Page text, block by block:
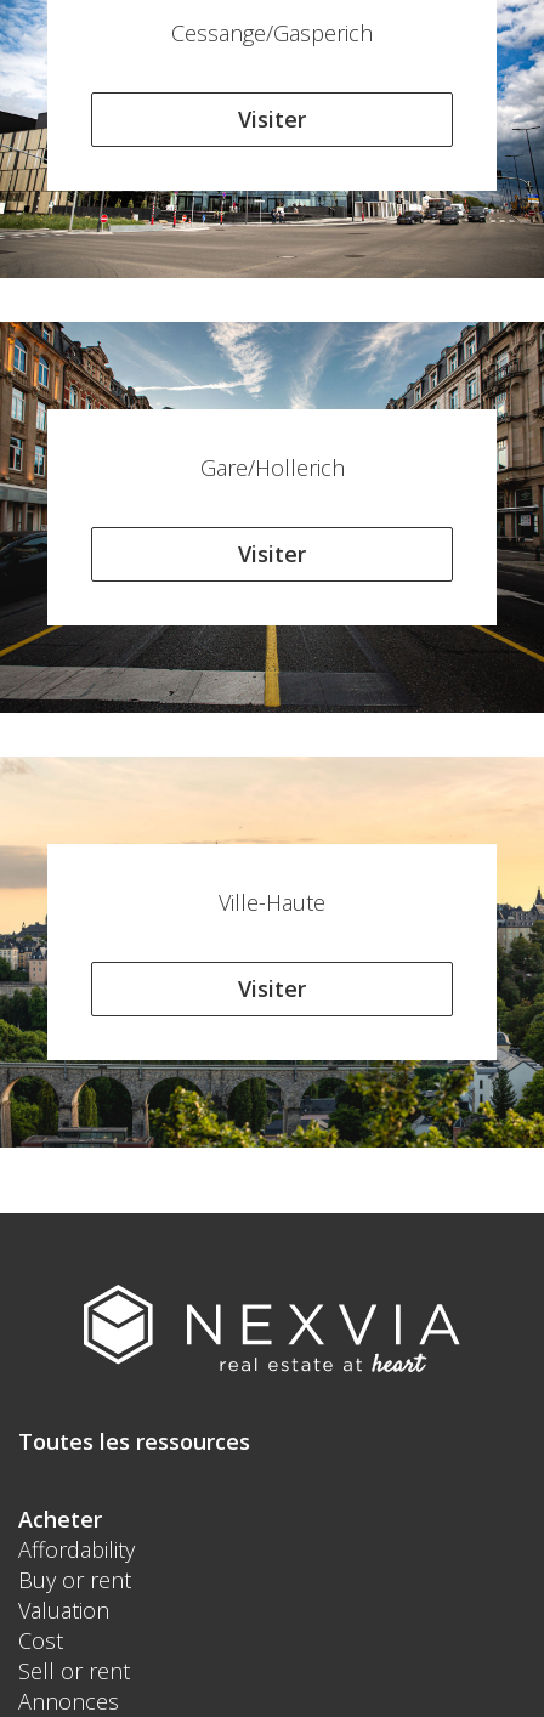
Cessange/Gasperich
Visiter
Gare/Hollerich
Visiter
Ville-Haute
Visiter
Toutes les ressources
Acheter
Affordability
Buy or rent
Valuation
Cost
Sell or rent
Annonces